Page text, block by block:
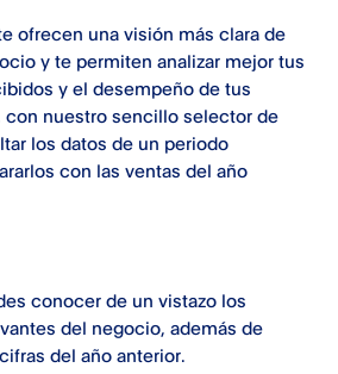
ofrecen una visión más clara de
y te permiten analizar mejor tus
y el desempeño de tus
con nuestro sencillo selector de
los datos de un periodo
con las ventas del año
conocer de un vistazo los
del negocio, además de
del año anterior.